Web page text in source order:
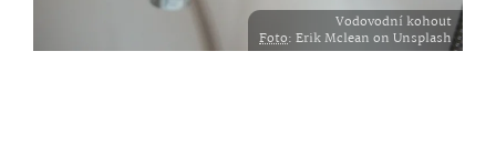
Vodovodní kohout
Foto: Erik Mclean on Unsplash